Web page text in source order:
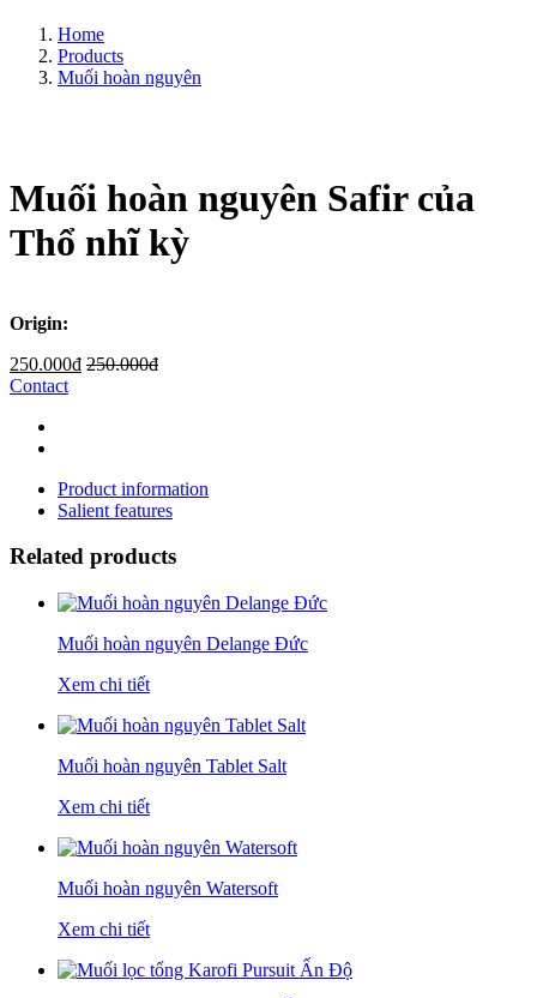
Home
Products
Muối hoàn nguyên
Muối hoàn nguyên Safir của
Thổ nhĩ kỳ
Origin:
250.000đ 250.000đ
Contact
Product information
Salient features
Related products
Muối hoàn nguyên Delange Đức
Xem chi tiết
Muối hoàn nguyên Tablet Salt
Xem chi tiết
Muối hoàn nguyên Watersoft
Xem chi tiết